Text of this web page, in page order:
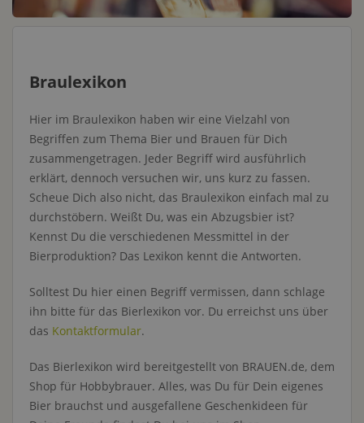
Braulexikon
Hier im Braulexikon haben wir eine Vielzahl von
Begriffen zum Thema Bier und Brauen für Dich
zusammengetragen. Jeder Begriff wird ausführlich
erklärt, dennoch versuchen wir, uns kurz zu fassen.
Scheue Dich also nicht, das Braulexikon einfach mal zu
durchstöbern. Weißt Du, was ein Abzugsbier ist?
Kennst Du die verschiedenen Messmittel in der
Bierproduktion? Das Lexikon kennt die Antworten.
Solltest Du hier einen Begriff vermissen, dann schlage
ihn bitte für das Bierlexikon vor. Du erreichst uns über
das Kontaktformular.
Das Bierlexikon wird bereitgestellt von BRAUEN.de, dem
Shop für Hobbybrauer. Alles, was Du für Dein eigenes
Bier brauchst und ausgefallene Geschenkideen für